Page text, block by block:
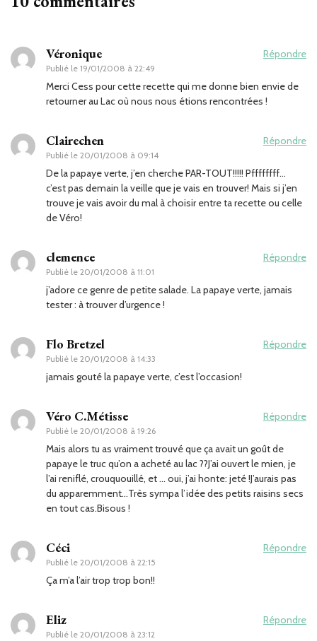
Véronique
Publié le 19/01/2008 à 22:49
Répondre
Merci Cess pour cette recette qui me donne bien envie de
retourner au Lac où nous nous étions rencontrées !
Clairechen
Publié le 20/01/2008 à 09:14
Répondre
De la papaye verte, j’en cherche PAR-TOUT!!!!! Pffffffff…
c’est pas demain la veille que je vais en trouver! Mais si j’en
trouve je vais avoir du mal à choisir entre ta recette ou celle
de Véro!
clemence
Publié le 20/01/2008 à 11:01
Répondre
j’adore ce genre de petite salade. La papaye verte, jamais
tester : à trouver d’urgence !
Flo Bretzel
Publié le 20/01/2008 à 14:33
Répondre
jamais gouté la papaye verte, c’est l’occasion!
Véro C.Métisse
Publié le 20/01/2008 à 19:26
Répondre
Mais alors tu as vraiment trouvé que ça avait un goût de
papaye le truc qu’on a acheté au lac ??J’ai ouvert le mien, je
l’ai reniflé, crouquouillé, et … oui, j’ai honte: jeté !J’aurais pas
du apparemment…Très sympa l’idée des petits raisins secs
en tout cas.Bisous !
Céci
Publié le 20/01/2008 à 22:15
Répondre
Ça m’a l’air trop trop bon!!
Eliz
Publié le 20/01/2008 à 23:12
Répondre